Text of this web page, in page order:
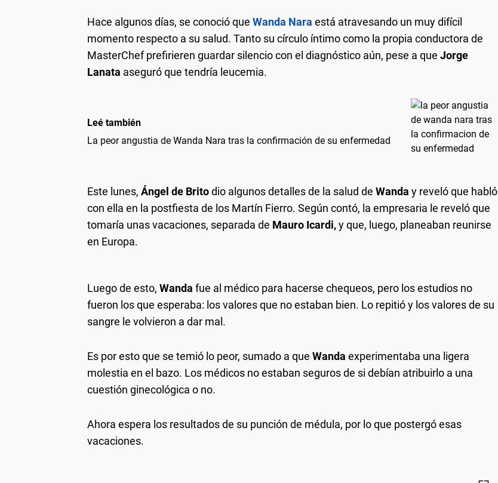
Hace algunos días, se conoció que Wanda Nara está atravesando un muy difícil
momento respecto a su salud. Tanto su círculo íntimo como la propia conductora de
MasterChef prefirieren guardar silencio con el diagnóstico aún, pese a que Jorge
Lanata aseguró que tendría leucemia.
Leé también
La peor angustia de Wanda Nara tras la confirmación de su enfermedad
Este lunes, Ángel de Britodio algunos detalles de la salud de Wanda y reveló que habló
con ella en la postfiesta de los Martín Fierro. Según contó, la empresaria le reveló que
tomaría unas vacaciones, separada de Mauro Icardi,y que, luego, planeaban reunirse
en Europa.
Luego de esto, Wanda fue al médico para hacerse chequeos, pero los estudios no
fueron los que esperaba: los valores que no estaban bien. Lo repitió y los valores de su
sangre le volvieron a dar mal.
Es por esto que se temió lo peor, sumado a que Wanda experimentaba una ligera
molestia en el bazo. Los médicos no estaban seguros de si debían atribuirlo a una
cuestión ginecológica o no.
Ahora espera los resultados de su punción de médula, por lo que postergó esas
vacaciones.